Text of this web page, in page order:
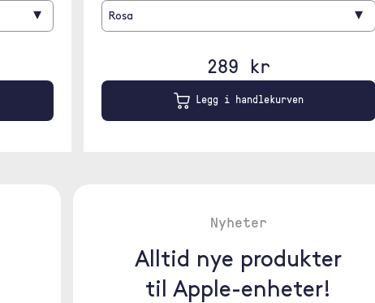
▾ Rosa ▾
289 kr
Legg i handlekurven
Nyheter
Alltid nye produkter
til Apple-enheter!